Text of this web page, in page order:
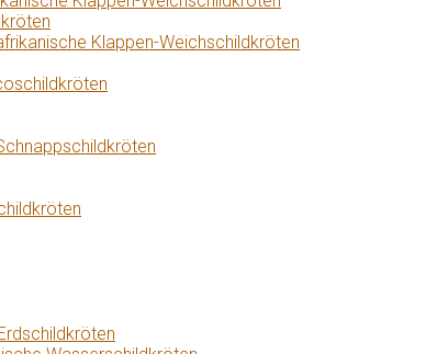
Klappen-Weichschildkröten